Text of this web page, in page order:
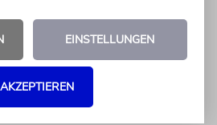
EINSTELLUNGEN
AKZEPTIEREN